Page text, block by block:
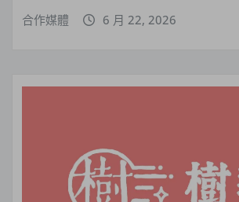
合作媒體 6 月 22, 2026